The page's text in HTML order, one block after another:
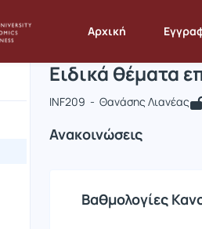
Αρχική
Αρχική Σελίδα Ειδικά
Μάθημα : Ειδικά
Κωδικός : INF209
Ειδικά θέματα
INF209 - Θανάσης Λιανέας
Ανακοινώσεις
Βαθμολογίες